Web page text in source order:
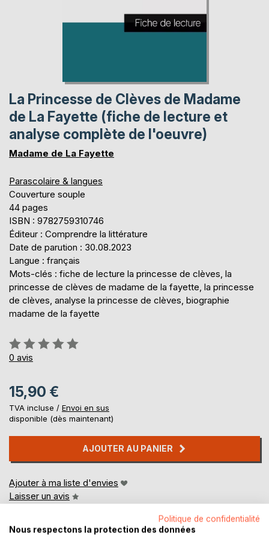
La Princesse de Clèves de Madame
de La Fayette (fiche de lecture et
analyse complète de l'oeuvre)
Madame de La Fayette
Parascolaire & langues
Couverture souple
44 pages
ISBN : 9782759310746
Éditeur : Comprendre la littérature
Date de parution : 30.08.2023
Langue : français
Mots-clés : fiche de lecture la princesse de clèves, la
princesse de clèves de madame de la fayette, la princesse
de clèves, analyse la princesse de clèves, biographie
madame de la fayette
Évaluation:
0%
0 avis
15,90 €
TVA incluse / Envoi en sus
disponible (dès maintenant)
AJOUTER AU PANIER
Ajouter à ma liste d'envies
Laisser un avis
Politique de confidentialité
Nous respectons la protection des données